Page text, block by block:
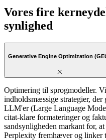
Vores fire
synlighed
Generative Engine Optimization
Optimering til sprogmodeller.
indholdsmæssige strategier,
LLM'er (Large Language
citat-klare formateringer og
sandsynligheden markant for,
Perplexity fremhæver og linker